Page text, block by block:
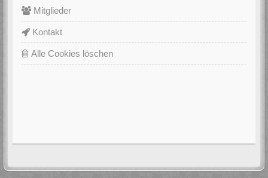
Mitglieder
Kontakt
Alle Cookies löschen